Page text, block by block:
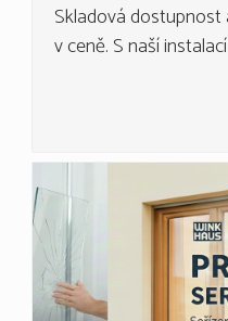
Skladová
v ceně. S naší